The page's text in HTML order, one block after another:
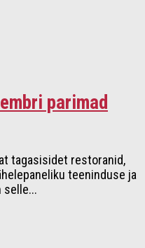
parimad
tagasisidet restoranid,
teeninduse ja
selle...